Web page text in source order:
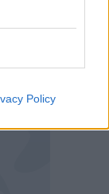
Policy